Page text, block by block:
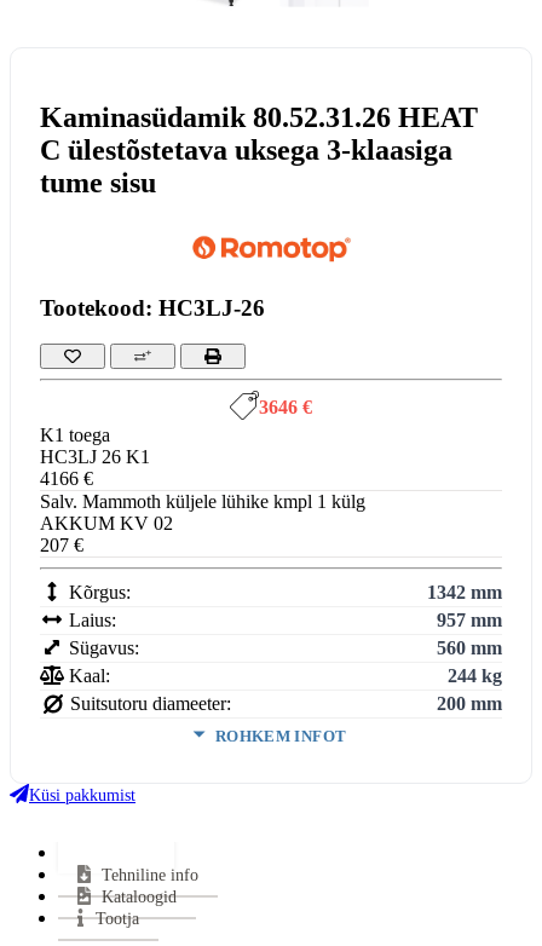
Kaminasüdamik 80.52.31.26 HEAT
C ülestõstetava uksega 3-klaasiga
tume sisu
Tootekood: HC3LJ-26
3646 €
K1 toega
HC3LJ 26 K1
4166 €
Salv. Mammoth küljele lühike kmpl 1 külg
AKKUM KV 02
207 €
Kõrgus:
1342 mm
Laius:
957 mm
Sügavus:
560 mm
Kaal:
244 kg
Suitsutoru diameeter:
200 mm
ROHKEM INFOT
Ukse laius:
Võimsus (min-maks):
Kasutegur:
Keskmine puidu tarbimine:
Keskmine suitsugaaside temperatuur:
Küsi pakkumist
Tehniline info
Kataloogid
Tootja